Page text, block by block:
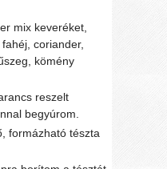
mix keveréket,
coriander,
kömény
reszelt
begyúrom.
formázható tészta